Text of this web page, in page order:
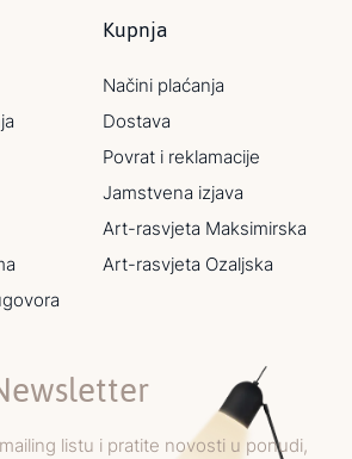
Kupnja
Načini plaćanja
Dostava
Povrat i reklamacije
Jamstvena izjava
Art-rasvjeta Maksimirska
Art-rasvjeta Ozaljska
listu i pratite novosti u ponudi,